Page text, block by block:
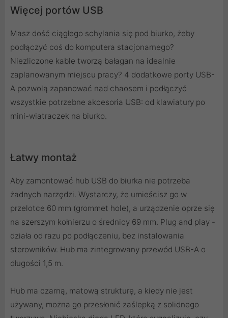
Więcej portów USB
Masz dość ciągłego schylania się pod biurko, żeby
podłączyć coś do komputera stacjonarnego?
Niezliczone kable tworzą bałagan na idealnie
zaplanowanym miejscu pracy? 4 dodatkowe porty USB-
A pozwolą zapanować nad chaosem i podłączyć
wszystkie potrzebne akcesoria USB: od klawiatury po
mini-wiatraczek na biurko.
Łatwy montaż
Aby zamontować hub USB do biurka nie potrzeba
żadnych narzędzi. Wystarczy, że umieścisz go w
przelotce 60 mm (grommet hole), a urządzenie oprze się
na szerszym kołnierzu o średnicy 69 mm. Plug and play -
działa od razu po podłączeniu, bez instalowania
sterowników. Hub ma zintegrowany przewód USB-A o
długości 1,5 m.
Hub ma czarną, matową strukturę, a kiedy nie jest
używany, można go przesłonić zaślepką z solidnego